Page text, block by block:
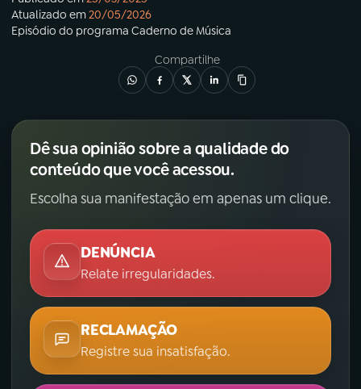
Atualizado em20/05/2026
Episódio do programa Caderno de Música
Compartilhe
Dê sua opinião sobre a qualidade do
conteúdo que você acessou.
Escolha sua manifestação em apenas um clique.
DENÚNCIA
Relate irregularidades.
RECLAMAÇÃO
Registre sua insatisfação.